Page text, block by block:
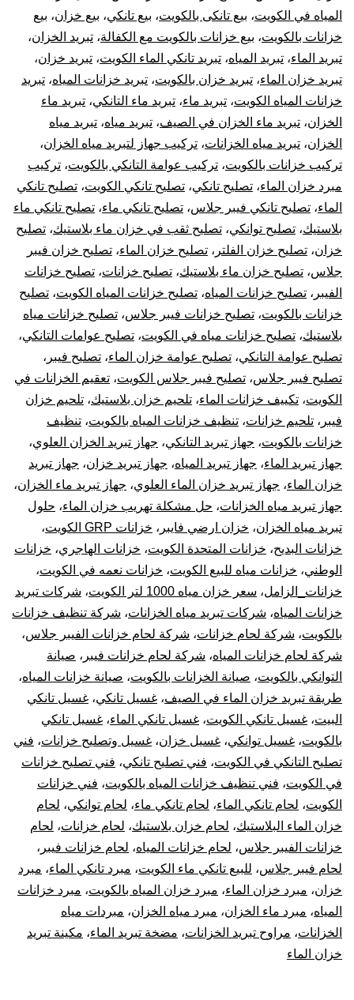
المياه في الكويت، بيع تانكى بالكويت، بيع تانكي، بيع خزان، بيع
خزانات بالكويت، بيع خزانات بالكويت مع الكفالة، تبريد الخزان،
تبريد الماء، تبريد المياه، تبريد تانكي الماء الكويت، تبريد خزان،
تبريد خزان الماء، تبريد خزان بالكويت، تبريد خزانات المياه، تبريد
خزانات المياه الكويت، تبريد ماء، تبريد ماء التانكي، تبريد ماء
الخزان، تبريد ماء الخزان في الصيف، تبريد مياه، تبريد مياه
الخزان، تبريد مياه الخزانات، تركيب جهاز لتبريد مياه الخزان،
تركيب خزانات بالكويت، تركيب عوامة التانكي بالكويت، تركيب
مبرد خزان الماء، تصليح تانكي، تصليح تانكي الكويت، تصليح تانكي
الماء، تصليح تانكي فيبر جلاس، تصليح تانكي ماء، تصليح تانكي ماء
بلاستيك، تصليح توانكي، تصليح ثقب في خزان ماء بلاستيك، تصليح
خزان، تصليح خزان الفلتر ، تصليح خزان الماء، تصليح خزان فيبر
جلاس، تصليح خزان ماء بلاستيك، تصليح خزانات، تصليح خزانات
الفيبر ، تصليح خزانات المياه، تصليح خزانات المياه الكويت، تصليح
خزانات بالكويت، تصليح خزانات فيبر جلاس، تصليح خزانات مياه
بلاستيك، تصليح خزانات مياه في الكويت، تصليح عوامات التانكي،
تصليح عوامة التانكي، تصليح عوامة خزان الماء، تصليح فيبر ،
تصليح فيبر جلاس، تصليح فيبر جلاس الكويت، تعقيم الخزانات في
الكويت، تكييف خزانات الماء، تلحيم خزان بلاستيك، تلحيم خزان
فيبر ، تلحيم خزانات، تنظيف خزانات المياه بالكويت، تنظيف
خزانات بالكويت، جهاز تبريد التانكي، جهاز تبريد الخزان العلوي،
جهاز تبريد الماء، جهاز تبريد المياه، جهاز تبريد خزان، جهاز تبريد
خزان الماء، جهاز تبريد خزان الماء العلوي، جهاز تبريد ماء الخزان،
جهاز تبريد مياه الخزانات، حل مشكلة تهريب خزان الماء، حلول
تبريد مياه الخزان، خزان ارضي فايبر ، خزانات GRP الكويت
،
خزانات البديح، خزانات المتحدة الكويت، خزانات الهاجري، خزانات
الوطني، خزانات مياه للبيع الكويت، خزانات نعمه في الكويت،
خزانات_الزامل، سعر خزان مياه 1000 لتر الكويت ، شركات تبريد
خزانات المياه، شركات تبريد مياه الخزانات، شركة تنظيف خزانات
بالكويت، شركة لحام خزانات، شركة لحام خزانات الفيبر جلاس،
شركة لحام خزانات المياه، شركة لحام خزانات فيبر ، صيانة
التوانكي بالكويت، صيانة الخزانات بالكويت، صيانة خزانات المياه،
طريقة تبريد خزان الماء في الصيف، غسيل تانكي، غسيل تانكي
البيت، غسيل تانكي الكويت، غسيل تانكي الماء، غسيل تانكي
بالكويت، غسيل توانكي، غسيل خزان، غسيل وتصليح خزانات، فني
تصليح التانكي في الكويت، فني تصليح تانكي، فني تصليح خزانات
في الكويت، فني تنظيف خزانات المياه بالكويت، فني خزانات
الكويت، لحام تانكي الماء، لحام تانكي ماء، لحام توانكي، لحام
خزان الماء البلاستيك، لحام خزان بلاستيك، لحام خزانات، لحام
خزانات الفيبر جلاس، لحام خزانات المياه، لحام خزانات فيبر ،
لحام فيبر جلاس، للبيع تانكي ماء الكويت، مبرد تانكي الماء، مبرد
خزان، مبرد خزان الماء، مبرد خزان المياه بالكويت، مبرد خزانات
المياه، مبرد ماء الخزان، مبرد مياه الخزان، مبردات مياه
الخزانات، مراوح تبريد الخزانات، مضخة تبريد الماء، مكينة تبريد
خزان الماء